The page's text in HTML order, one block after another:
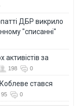
ДБР викрило
"списанні"
активістів за
198 0
стався
95 0